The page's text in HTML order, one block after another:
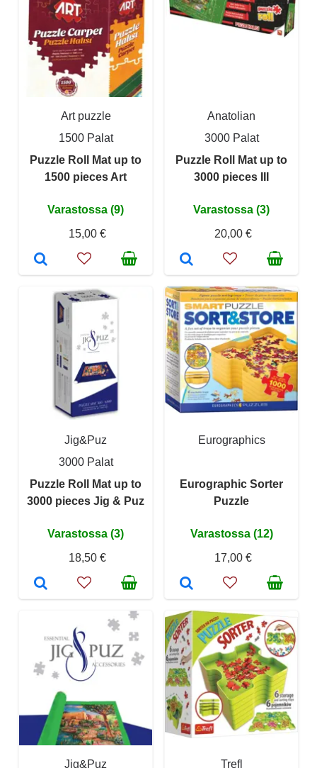
Art puzzle
1500 Palat
Puzzle Roll Mat up to
1500 pieces Art
Varastossa (9)
15,00 €
Anatolian
3000 Palat
Puzzle Roll Mat up to
3000 pieces III
Varastossa (3)
20,00 €
Jig&Puz
3000 Palat
Puzzle Roll Mat up to
3000 pieces Jig & Puz
Varastossa (3)
18,50 €
Eurographics
Eurographic Sorter
Puzzle
Varastossa (12)
17,00 €
Jig&Puz Trefl